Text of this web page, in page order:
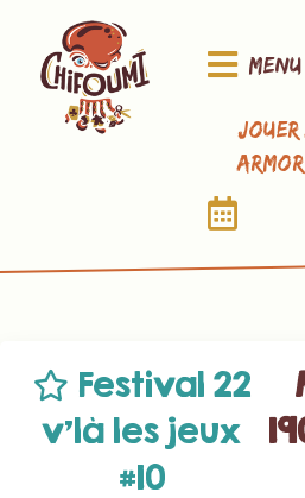
Menu
Armor
Festival 22
v’là les jeux
#10